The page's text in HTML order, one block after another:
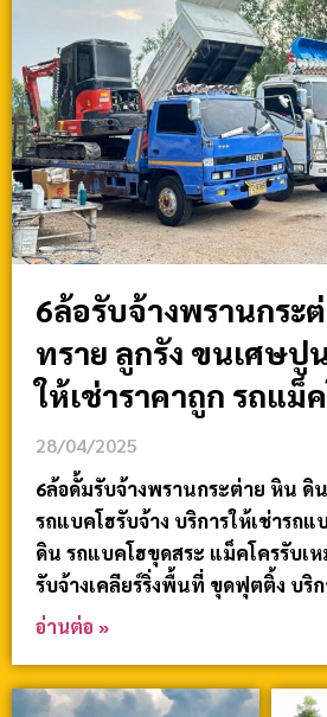
6ล้อรับจ้างพรานกระ
ทราย ลูกรัง ขนเศษปู
ให้เช่าราคาถูก รถแม็
28/04/2025
6ล้อดั้มรับจ้างพรานกระต่าย หิน ดิ
รถแบคโฮรับจ้าง บริการให้เช่ารถ
ดิน รถแบคโฮขุดสระ แม็คโครรับเ
รับจ้างเคลียร์ริ่งพื้นที่ ขุดฟุตติ้ง บริ
อ่านต่อ »